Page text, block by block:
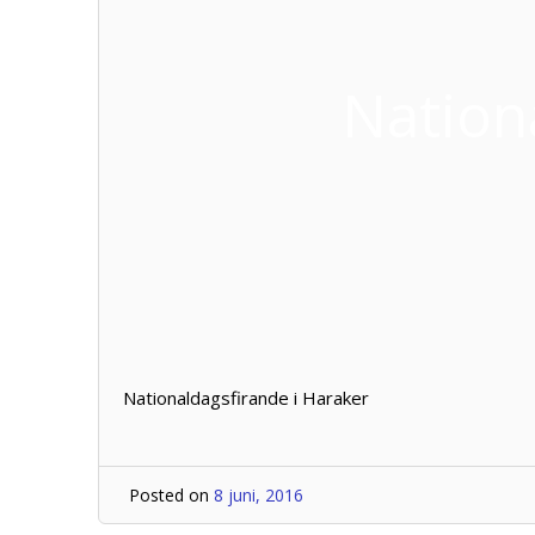
Nationaldagsfirande i Haraker
Posted on 8 juni, 2016